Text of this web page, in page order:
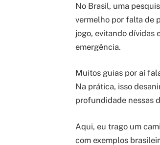
No Brasil, uma
vermelho por falta de
jogo, evitando dívidas
emergência.
Muitos guias por aí
Na prática, isso
profundidade nessas
Aqui, eu trago um
com exemplos